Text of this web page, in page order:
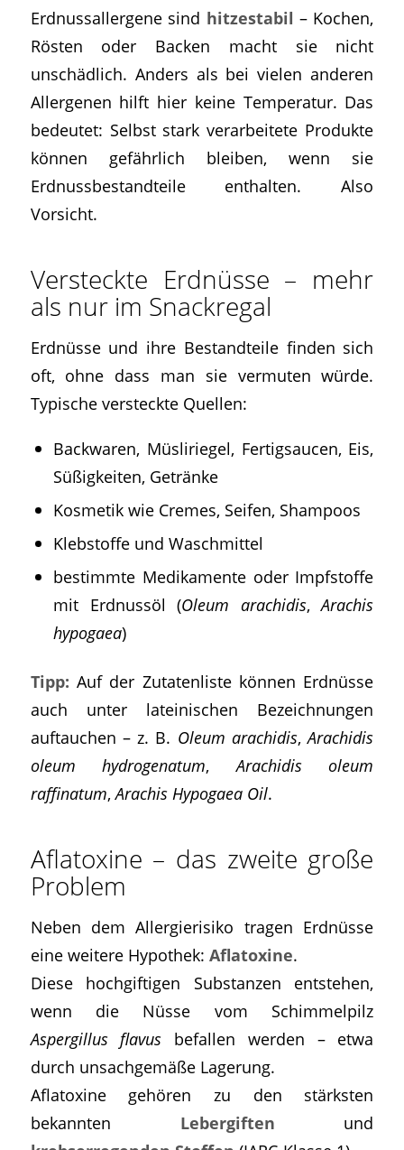
Erdnussallergene sind hitzestabil – Kochen,
Rösten oder Backen macht sie nicht
unschädlich. Anders als bei vielen anderen
Allergenen hilft hier keine Temperatur. Das
bedeutet: Selbst stark verarbeitete Produkte
können gefährlich bleiben, wenn sie
Erdnussbestandteile enthalten. Also
Vorsicht.
Versteckte Erdnüsse – mehr
als nur im Snackregal
Erdnüsse und ihre Bestandteile finden sich
oft, ohne dass man sie vermuten würde.
Typische versteckte Quellen:
Backwaren, Müsliriegel, Fertigsaucen, Eis,
Süßigkeiten, Getränke
Kosmetik wie Cremes, Seifen, Shampoos
Klebstoffe und Waschmittel
bestimmte Medikamente oder Impfstoffe
mit Erdnussöl (Oleum arachidis,Arachis
hypogaea)
Tipp: Auf der Zutatenliste können Erdnüsse
auch unter lateinischen Bezeichnungen
auftauchen – z. B. Oleum arachidis,Arachidis
oleum hydrogenatum,Arachidis oleum
raffinatum,Arachis Hypogaea Oil.
Aflatoxine – das zweite große
Problem
Neben dem Allergierisiko tragen Erdnüsse
eine weitere Hypothek: Aflatoxine.
Diese hochgiftigen Substanzen entstehen,
wenn die Nüsse vom Schimmelpilz
Aspergillus flavus befallen werden – etwa
durch unsachgemäße Lagerung.
Aflatoxine gehören zu den stärksten
bekannten Lebergiften und